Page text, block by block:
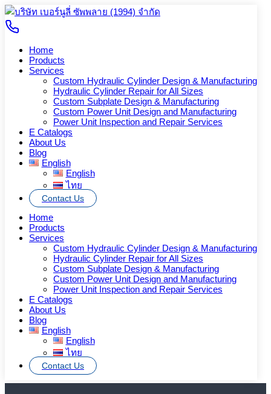
Skip
to
content
Home
Products
Services
Custom Hydraulic Cylinder Design & Manufacturing
Hydraulic Cylinder Repair for All Sizes
Custom Subplate Design & Manufacturing
Custom Power Unit Design and Manufacturing
Power Unit Inspection and Repair Services
E Catalogs
About Us
Blog
English
English
ไทย
Contact Us
Home
Products
Services
Custom Hydraulic Cylinder Design & Manufacturing
Hydraulic Cylinder Repair for All Sizes
Custom Subplate Design & Manufacturing
Custom Power Unit Design and Manufacturing
Power Unit Inspection and Repair Services
E Catalogs
About Us
Blog
English
English
ไทย
Contact Us
Search
ALPA3, ALPI3, ALPP3,
GHPA3, GHPI3, GHPP3
ติดต่อเราเพื่อขอข้อมูลเพิ่มเติมเกี่ยวกับสินค้า
ติดต่อเรา
Category:Multiple Modular Gear Pumps
Description
Additional information
Description
สำหรับผู้ที่ต้องการสั่งซื้อสินค้า ขอใบเสนอราคา หรือสอบถาม
รายละเอียดจากผู้เชี่ยวชาญ กรุณาติดต่อเรา
Additional information
Brand Marzocchi Pompe (Italy)